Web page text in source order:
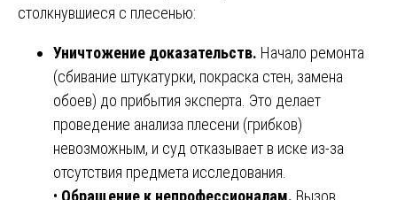
столкнувшиеся с плесенью:
Уничтожение доказательств. Начало ремонта
(сбивание штукатурки, покраска стен, замена
обоев) до прибытия эксперта. Это делает
проведение анализа плесени (грибков)
невозможным, и суд отказывает в иске из-за
отсутствия предмета исследования.
• Обращение к непрофессионалам. Вызов